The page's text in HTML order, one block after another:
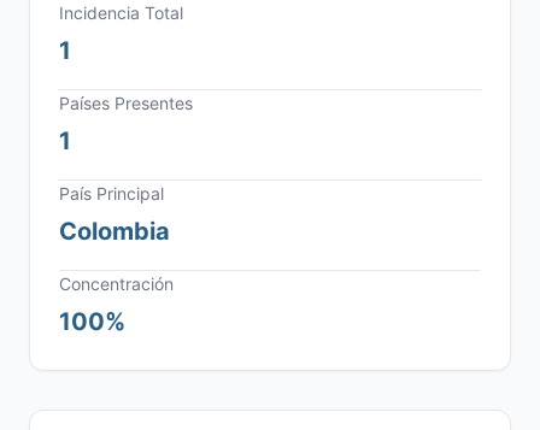
Incidencia Total
1
Países Presentes
1
País Principal
Colombia
Concentración
100%